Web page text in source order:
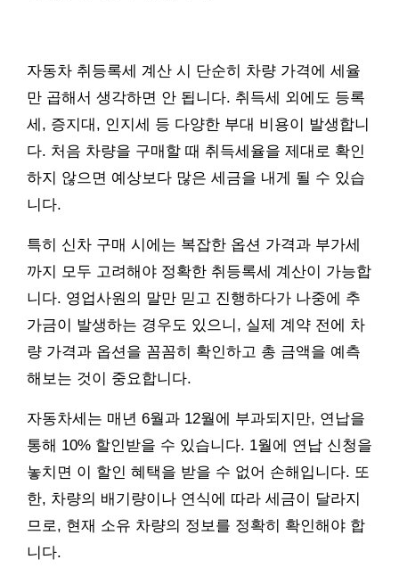
자동차 취등록세 계산 시 단순히 차량 가격에 세율
만 곱해서 생각하면 안 됩니다. 취득세 외에도 등록
세, 증지대, 인지세 등 다양한 부대 비용이 발생합니
다. 처음 차량을 구매할 때 취득세율을 제대로 확인
하지 않으면 예상보다 많은 세금을 내게 될 수 있습
니다.
특히 신차 구매 시에는 복잡한 옵션 가격과 부가세
까지 모두 고려해야 정확한 취등록세 계산이 가능합
니다. 영업사원의 말만 믿고 진행하다가 나중에 추
가금이 발생하는 경우도 있으니, 실제 계약 전에 차
량 가격과 옵션을 꼼꼼히 확인하고 총 금액을 예측
해보는 것이 중요합니다.
자동차세는 매년 6월과 12월에 부과되지만, 연납을
통해 10% 할인받을 수 있습니다. 1월에 연납 신청을
놓치면 이 할인 혜택을 받을 수 없어 손해입니다. 또
한, 차량의 배기량이나 연식에 따라 세금이 달라지
므로, 현재 소유 차량의 정보를 정확히 확인해야 합
니다.